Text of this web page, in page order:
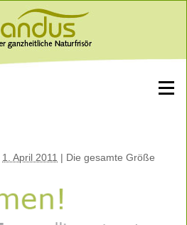
1. April 2011 | Die gesamte Größe